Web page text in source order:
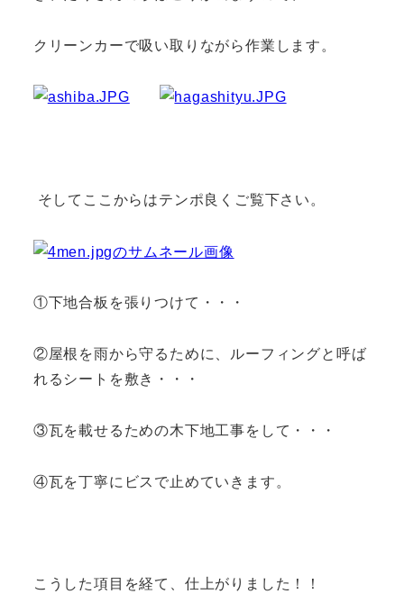
クリーンカーで吸い取りながら作業します。
そしてここからはテンポ良くご覧下さい。
①下地合板を張りつけて・・・
②屋根を雨から守るために、ルーフィングと呼ば
れるシートを敷き・・・
③瓦を載せるための木下地工事をして・・・
④瓦を丁寧にビスで止めていきます。
こうした項目を経て、仕上がりました！！